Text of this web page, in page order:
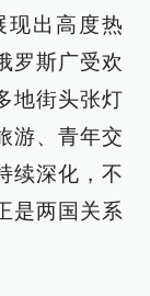
现出高度热
罗斯广受欢
地街头张灯
游、青年交
续深化，不
是两国关系